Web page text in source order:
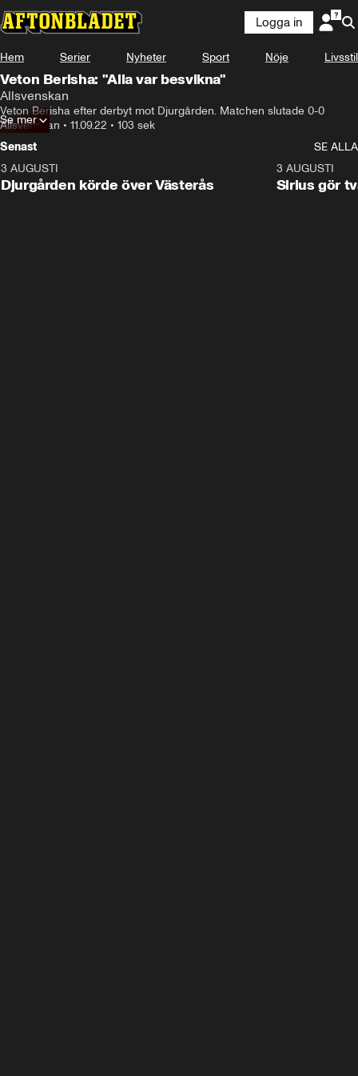
Denna videofil kan inte spelas.
Fel kod:232011
Ladda om
Logga in
Hem Serier Nyheter Sport Nöje Livsstil
Veton Berisha: "Alla var besvikna"
Allsvenskan
Veton Berisha efter derbyt mot Djurgården. Matchen slutade 0-0
Allsvenskan • 11.09.22 • 103 sek
Se mer
Senast
SE ALLA
3 AUGUSTI
Djurgården körde över Västerås
3 AUGUSTI
Sirius gör